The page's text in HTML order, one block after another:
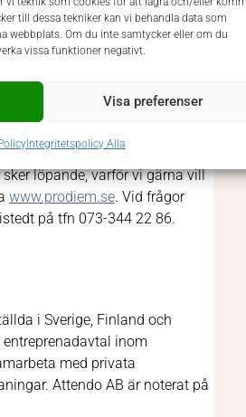
till dessa tekniker kan vi behandla data som
webbplats. Om du inte samtycker eller om du
vissa funktioner negativt.
Visa preferenser
Integritetspolicy Alla
med förändringar gällande
utveckling och effektivisering
löpande, varför vi gärna vill
www.prodiem.se. Vid frågor
på tfn 073-344 22 86.
i Sverige, Finland och
inom
med privata
Attendo AB är noterat på